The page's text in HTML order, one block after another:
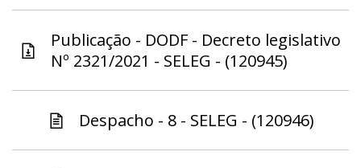
Publicação - DODF - Decreto legislativo
Nº 2321/2021 - SELEG - (120945)
Despacho - 8 - SELEG - (120946)